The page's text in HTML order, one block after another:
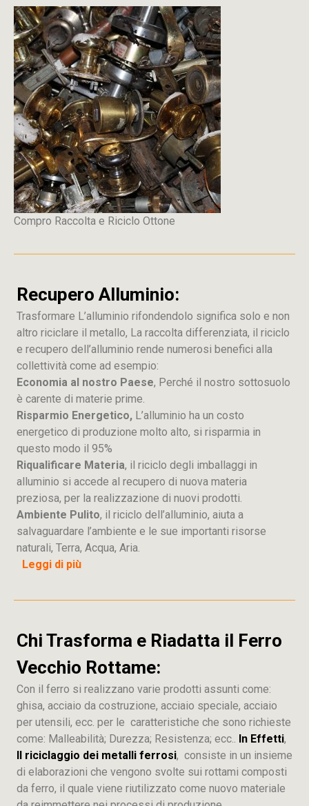
Compro Raccolta e Riciclo Ottone
Recupero Alluminio:
Trasformare L’alluminio rifondendolo significa solo e non
altro riciclare il metallo, La raccolta differenziata, il riciclo
e recupero dell’alluminio rende numerosi benefici alla
collettività come ad esempio:
Economia al nostro Paese, Perché il nostro sottosuolo
è carente di materie prime.
Risparmio Energetico, L’alluminio ha un costo
energetico di produzione molto alto, si risparmia in
questo modo il 95%
Riqualificare Materia, il riciclo degli imballaggi in
alluminio si accede al recupero di nuova materia
preziosa, per la realizzazione di nuovi prodotti.
Ambiente Pulito, il riciclo dell’alluminio, aiuta a
salvaguardare l’ambiente e le sue importanti risorse
naturali, Terra, Acqua, Aria.
Leggi di più
Chi Trasforma e Riadatta il Ferro
Vecchio Rottame:
Con il ferro si realizzano varie prodotti assunti come:
ghisa, acciaio da costruzione, acciaio speciale, acciaio
per utensili, ecc. per le caratteristiche che sono richieste
come: Malleabilità; Durezza; Resistenza; ecc.. In Effetti,
Il riciclaggio dei metalli ferrosi, consiste in un insieme
di elaborazioni che vengono svolte sui rottami composti
da ferro, il quale viene riutilizzato come nuovo materiale